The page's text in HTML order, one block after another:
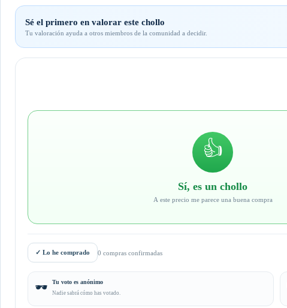
Sé el primero en valorar este chollo
Tu valoración ayuda a otros miembros de la comunidad a decidir.
👍
Sí, es un chollo
A este precio me parece una buena compra
✓ Lo he comprado 0 compras confirmadas
🕶️ Tu voto es anónimo
Nadie sabrá cómo has votado.